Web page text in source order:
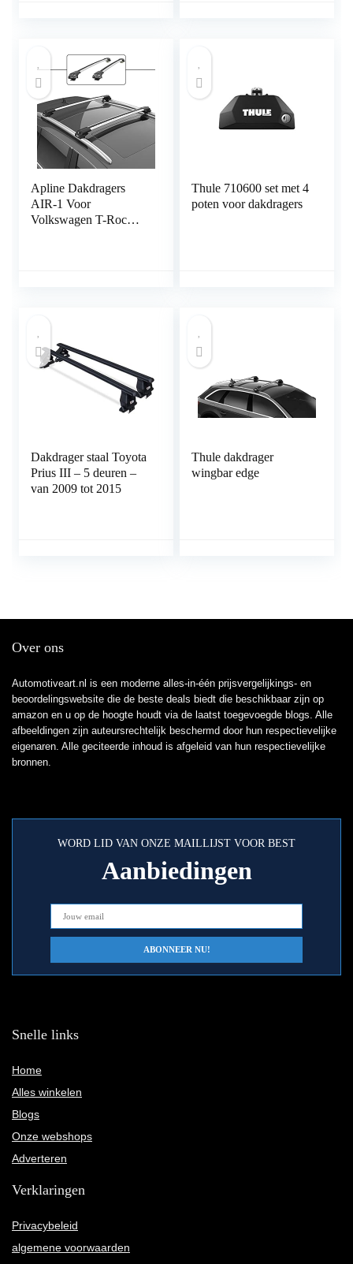
Apline Dakdragers
AIR-1 Voor
Volkswagen T-Roc
Thule 710600 set met 4
poten voor dakdragers
Dakdrager staal Toyota
Prius III – 5 deuren –
van 2009 tot 2015
Thule dakdrager
wingbar edge
Over ons
Automotiveart.nl is een moderne alles-in-één prijsvergelijkings- en
beoordelingswebsite die de beste deals biedt die beschikbaar zijn op
amazon en u op de hoogte houdt via de laatst toegevoegde blogs. Alle
afbeeldingen zijn auteursrechtelijk beschermd door hun respectievelijke
eigenaren. Alle geciteerde inhoud is afgeleid van hun respectievelijke
bronnen.
WORD LID VAN ONZE MAILLIJST VOOR BEST
Aanbiedingen
Snelle links
Home
Alles winkelen
Blogs
Onze webshops
Adverteren
Verklaringen
Privacybeleid
algemene voorwaarden